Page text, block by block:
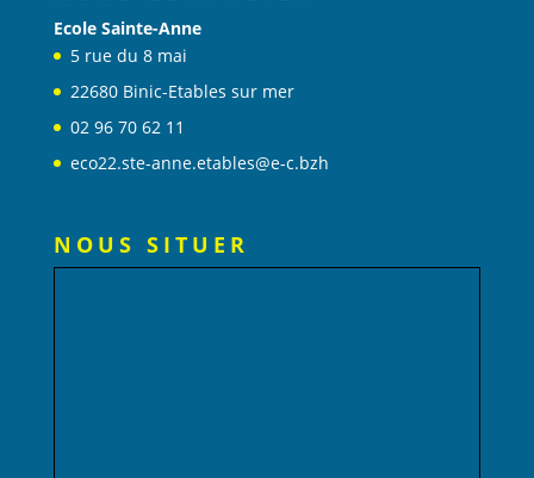
Ecole Sainte-Anne
5 rue du 8 mai
22680 Binic-Etables sur mer
02 96 70 62 11
eco22.ste-anne.etables@e-c.bzh
NOUS SITUER